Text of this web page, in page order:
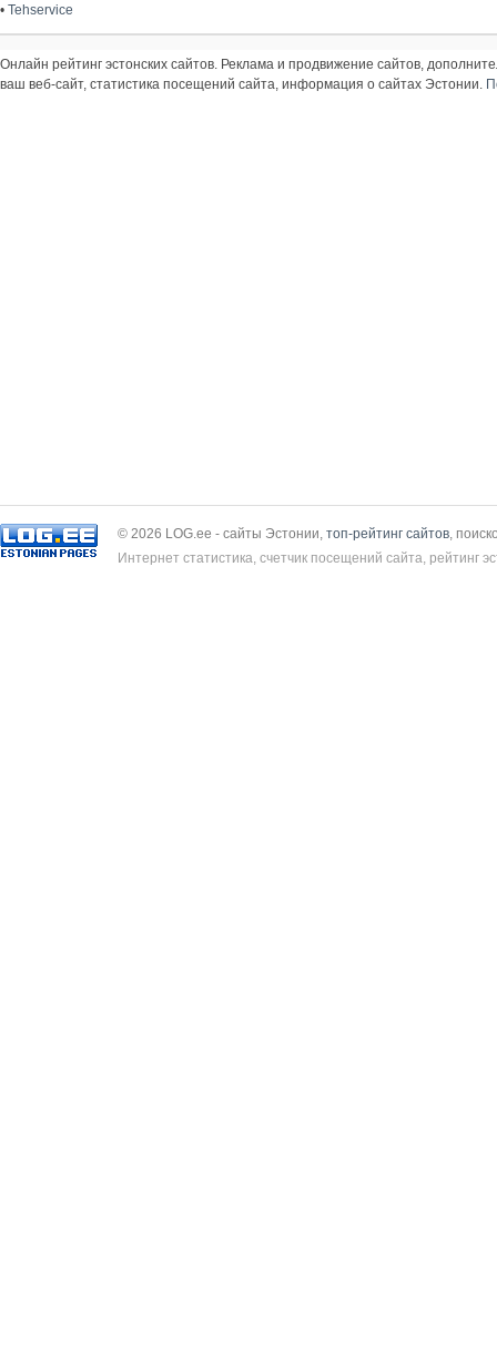
• Tehservice
Онлайн рейтинг эстонских сайтов. Реклама и продвижение сайтов,
ваш веб-сайт, статистика посещений сайта, информация о сайтах Эстонии.
© 2026 LOG.ee - сайты Эстонии, топ-рейтинг сайтов ,
Интернет статистика, счетчик посещений сайта, рейтинг